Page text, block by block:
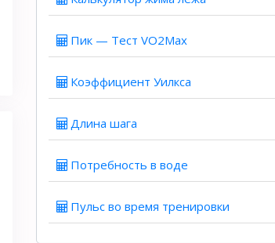
Пик — Тест VO2Max
Коэффициент Уилкса
Длина шага
Потребность в воде
Пульс во время тренировки